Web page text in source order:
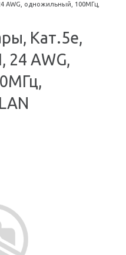
AWG, одножильный, 100МГц,
Кат.5e,
24 AWG,